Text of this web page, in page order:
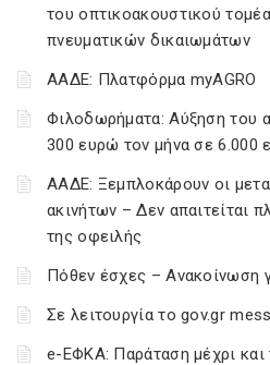
του οπτικοακουστικού
πνευματικών δικαιωμάτων
ΑΑΔΕ: Πλατφόρμα myAGRO
Φιλοδωρήματα: Αύξηση του
300 ευρώ τον μήνα σε 6.000
ΑΑΔΕ: Ξεμπλοκάρουν οι
ακινήτων – Δεν απαιτείται
της οφειλής
Πόθεν έσχες – Ανακοίνωση
Σε λειτουργία το gov.gr
e-ΕΦΚΑ: Παράταση μέχρι